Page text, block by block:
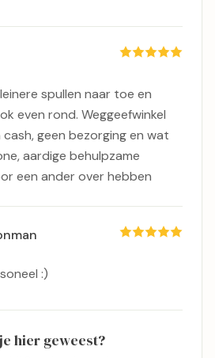
spullen naar toe en
even rond. Weggeefwinkel
geen bezorging en wat
aardige behulpzame
een ander over hebben
:)
hier geweest?